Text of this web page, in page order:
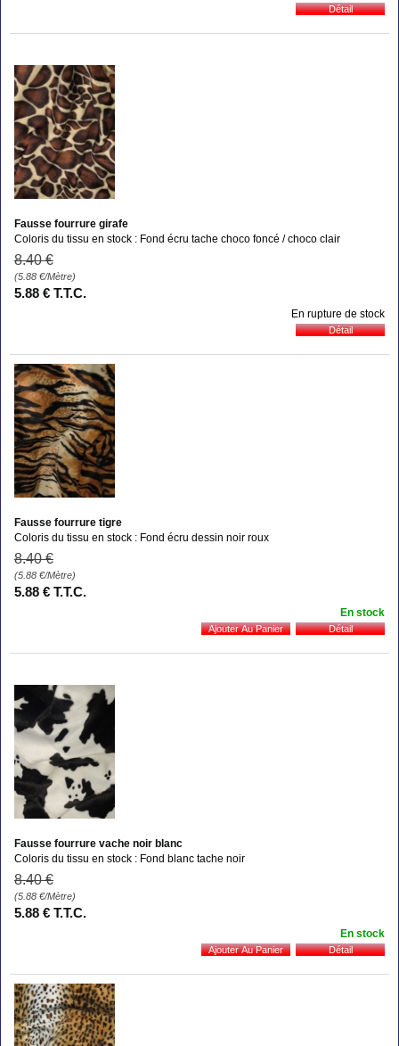
Fausse fourrure girafe
Coloris du tissu en stock : Fond écru tache choco foncé / choco clair
8.40 €
(5.88 €/Mètre)
5.88 € T.T.C.
En rupture de stock
Fausse fourrure tigre
Coloris du tissu en stock : Fond écru dessin noir roux
8.40 €
(5.88 €/Mètre)
5.88 € T.T.C.
En stock
Fausse fourrure vache noir blanc
Coloris du tissu en stock : Fond blanc tache noir
8.40 €
(5.88 €/Mètre)
5.88 € T.T.C.
En stock